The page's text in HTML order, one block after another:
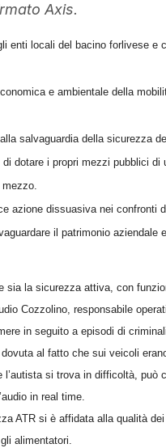
Axis.
enti locali del bacino forlivese
e ambientale della
salvaguardia della sicurezza
dotare i propri mezzi pubblici
azione dissuasiva nei
il patrimonio aziendale
sia la sicurezza attiva, con
Cozzolino, responsabile
in seguito a episodi di
al fatto che sui veicoli
si trova in difficoltà,
in real time.
ATR si è affidata alla qualità
alimentatori.